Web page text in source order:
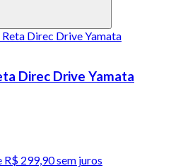
Direc Drive Yamata
R$ 299,90 sem juros